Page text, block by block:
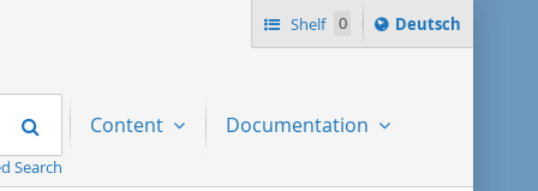
Shelf 0
Sprache
ï¿½ndern
Deutsch
Search
Search
Content Documentation